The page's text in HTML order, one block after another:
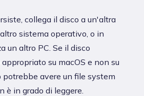
collega il disco a un'altra
sistema operativo, o in
un altro PC. Se il disco
su macOS e non su
avere un file system
è in grado di leggere.